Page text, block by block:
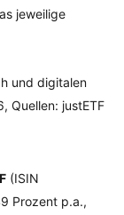
jeweilige
und digitalen
Quellen: justETF
(ISIN
Prozent p.a.,